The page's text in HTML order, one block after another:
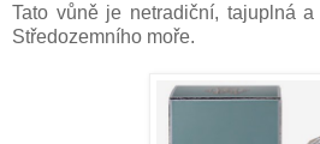
Tato vůně je netradiční, tajuplná
Středozemního moře.